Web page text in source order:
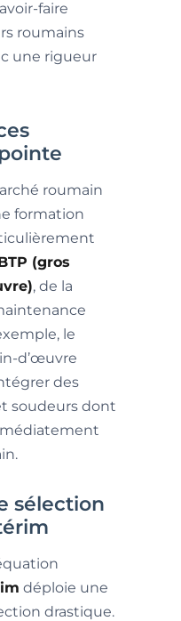
faire
roumains
une rigueur
roumain
formation
(gros
, de la
le
d’œuvre
des
soudeurs dont
sélection
déploie une
drastique.